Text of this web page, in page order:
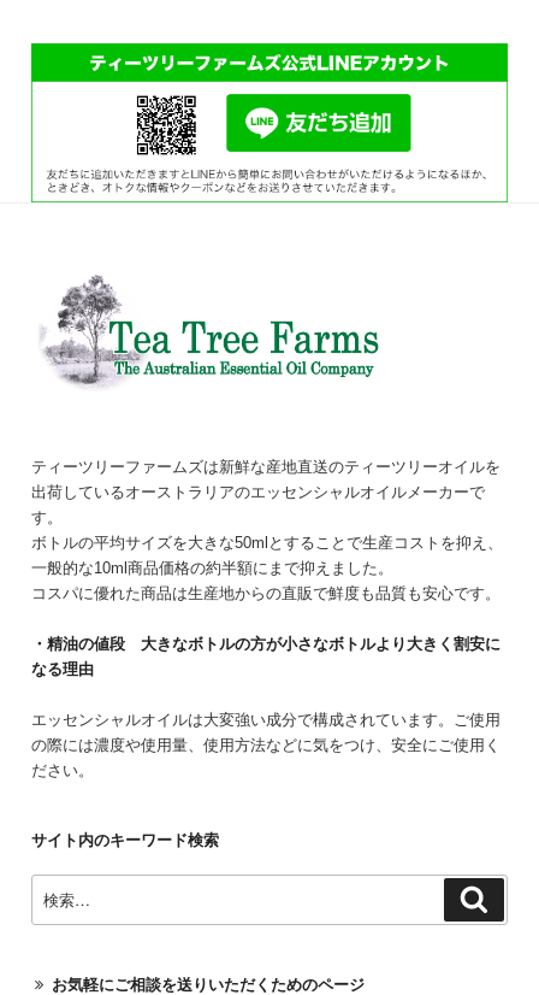
ティーツリーファームズは新鮮な産地直送のティーツリーオイルを
出荷しているオーストラリアのエッセンシャルオイルメーカーで
す。
ボトルの平均サイズを大きな50mlとすることで生産コストを抑え、
一般的な10ml商品価格の約半額にまで抑えました。
コスパに優れた商品は生産地からの直販で鮮度も品質も安心です。
・精油の値段 大きなボトルの方が小さなボトルより大きく割安に
なる理由
エッセンシャルオイルは大変強い成分で構成されています。ご使用
の際には濃度や使用量、使用方法などに気をつけ、安全にご使用く
ださい。
サイト内のキーワード検索
索:
お気軽にご相談を送りいただくためのページ